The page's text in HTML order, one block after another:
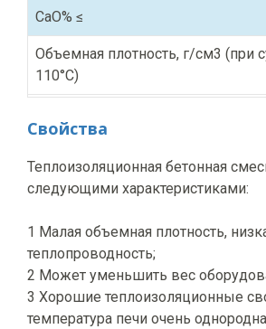
см3, ≤
Предел
прочности при
сжатии, Н/мм2,
≥
усадка, %, при
температуре, °C
1/1200
CaO% ≤
Объемная плотность, г/см3 (при
110°C)
Предел прочности при сжатии,
Линейная усадка, %, ≤
Свойства
Теплоизоляционная бетонная
следующими характеристиками:
1 Малая объемная плотность,
теплопроводность;
2 Может уменьшить вес
3 Хорошие теплоизоляционные
температура печи очень